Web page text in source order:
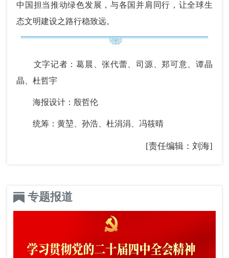
中国担当推动绿色发展，与各国并肩同行，让全球生
态文明建设之路行稳致远。
文字记者：葛晨、张代蕾、司源、郑可意、谭晶
晶、杜哲宇
海报设计：殷哲伦
统筹：黄堃、孙浩、杜涓涓、冯筱晴
[责任编辑：刘海]
专题报道